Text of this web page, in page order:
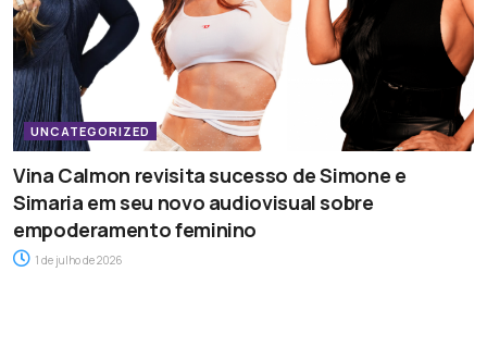
UNCATEGORIZED
Vina Calmon revisita sucesso de Simone e
Simaria em seu novo audiovisual sobre
empoderamento feminino
1 de julho de 2026